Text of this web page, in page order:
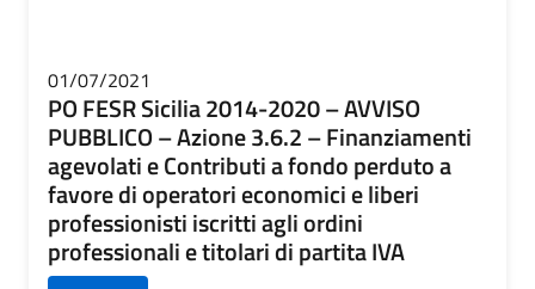
01/07/2021
PO FESR Sicilia 2014-2020 – AVVISO
PUBBLICO – Azione 3.6.2 – Finanziamenti
agevolati e Contributi a fondo perduto a
favore di operatori economici e liberi
professionisti iscritti agli ordini
professionali e titolari di partita IVA